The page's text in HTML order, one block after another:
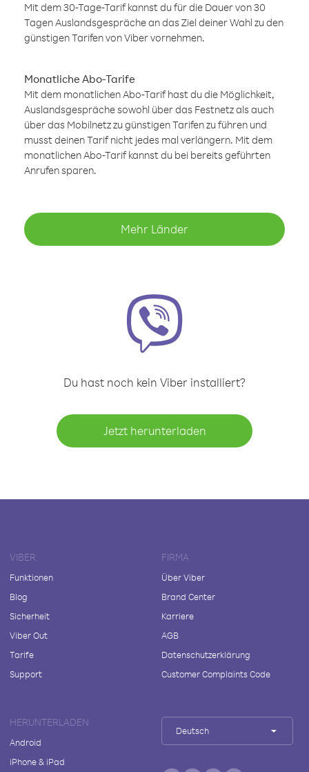
Mit dem 30-Tage-Tarif kannst du für die Dauer von 30
Tagen Auslandsgespräche an das Ziel deiner Wahl zu den
günstigen Tarifen von Viber vornehmen.
Monatliche Abo-Tarife
Mit dem monatlichen Abo-Tarif hast du die Möglichkeit,
Auslandsgespräche sowohl über das Festnetz als auch
über das Mobilnetz zu günstigen Tarifen zu führen und
musst deinen Tarif nicht jedes mal verlängern. Mit dem
monatlichen Abo-Tarif kannst du bei bereits geführten
Anrufen sparen.
Mehr Länder
Du hast noch kein Viber installiert?
Jetzt herunterladen
VIBER
Funktionen
Blog
Sicherheit
Viber Out
Tarife
Support
FIRMA
Über Viber
Brand Center
Karriere
AGB
Datenschutzerklärung
Customer Complaints Code
HERUNTERLADEN
Android
iPhone & iPad
Deutsch